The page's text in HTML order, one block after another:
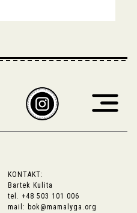
KONTAKT:
Bartek Kulita
tel. +48 503 101 006
mail: bok@mamalyga.org